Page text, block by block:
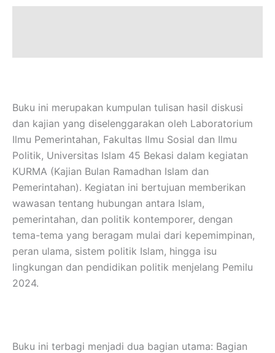
Buku ini merupakan kumpulan tulisan hasil diskusi
dan kajian yang diselenggarakan oleh Laboratorium
Ilmu Pemerintahan, Fakultas Ilmu Sosial dan Ilmu
Politik, Universitas Islam 45 Bekasi dalam kegiatan
KURMA (Kajian Bulan Ramadhan Islam dan
Pemerintahan). Kegiatan ini bertujuan memberikan
wawasan tentang hubungan antara Islam,
pemerintahan, dan politik kontemporer, dengan
tema-tema yang beragam mulai dari kepemimpinan,
peran ulama, sistem politik Islam, hingga isu
lingkungan dan pendidikan politik menjelang Pemilu
2024.
Buku ini terbagi menjadi dua bagian utama: Bagian